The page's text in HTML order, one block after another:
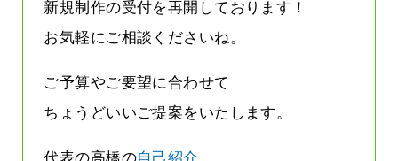
新規制作の受付を再開しております！
お気軽にご相談くださいね。
ご予算やご要望に合わせて
ちょうどいいご提案をいたします。